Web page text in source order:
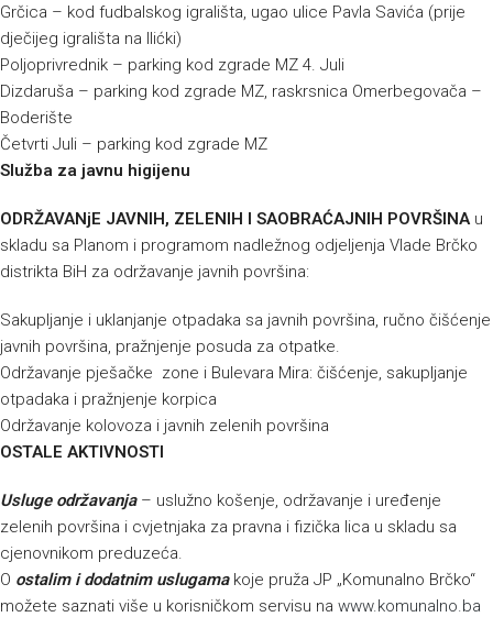
Grčica – kod fudbalskog igrališta, ugao ulice Pavla Savića (prije
dječijeg igrališta na Ilićki)
Poljoprivrednik – parking kod zgrade MZ 4. Juli
Dizdaruša – parking kod zgrade MZ, raskrsnica Omerbegovača –
Boderište
Četvrti Juli – parking kod zgrade MZ
Služba za javnu higijenu
ODRŽAVANjE JAVNIH, ZELENIH I SAOBRAĆAJNIH POVRŠINAu
skladu sa Planom i programom nadležnog odjeljenja Vlade Brčko
distrikta BiH za održavanje javnih površina:
Sakupljanje i uklanjanje otpadaka sa javnih površina, ručno čišćenje
javnih površina, pražnjenje posuda za otpatke.
Održavanje pješačke zone i Bulevara Mira: čišćenje, sakupljanje
otpadaka i pražnjenje korpica
Održavanje kolovoza i javnih zelenih površina
OSTALE AKTIVNOSTI
Usluge održavanja– uslužno košenje, održavanje i uređenje
zelenih površina i cvjetnjaka za pravna i fizička lica u skladu sa
cjenovnikom preduzeća.
O ostalim i dodatnim uslugamakoje pruža JP „Komunalno Brčko“
možete saznati više u korisničkom servisu na www.komunalno.ba